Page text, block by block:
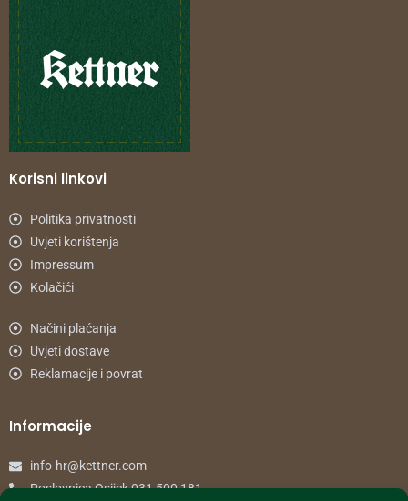
Korisni linkovi
Politika privatnosti
Uvjeti korištenja
Impressum
Kolačići
Načini plaćanja
Uvjeti dostave
Reklamacije i povrat
Informacije
info-hr@kettner.com
Poslovnica Osijek 031 500 181